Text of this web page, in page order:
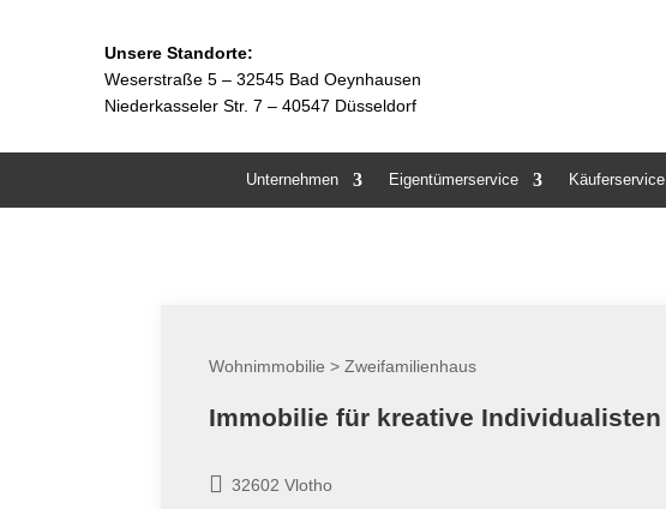
Unsere Standorte:
Weserstraße 5 – 32545 Bad Oeynhausen
Niederkasseler Str. 7 – 40547 Düsseldorf
Unternehmen Eigentümerservice Käuferservice
Wohnimmobilie > Zweifamilienhaus
Immobilie für kreative Individualisten
32602 Vlotho